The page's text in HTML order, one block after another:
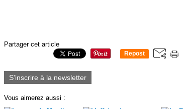
Partager cet article
Repost
S'inscrire à la newsletter
Vous aimerez aussi :